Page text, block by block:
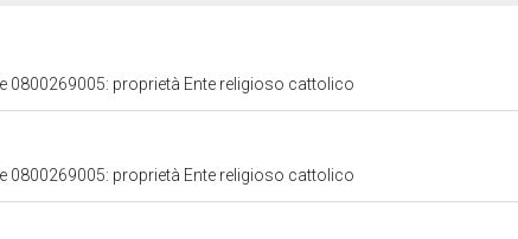
0800269005: proprietà Ente religioso cattolico
0800269005: proprietà Ente religioso cattolico